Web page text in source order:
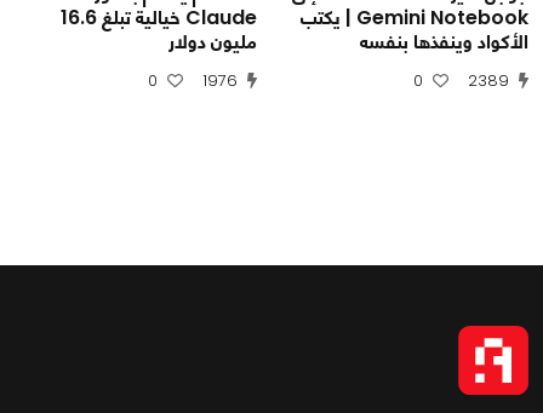
Gemini Notebook | يكتب
الأكواد وينفذها بنفسه
2389
0
Claude خيالية تبلغ 16.6
مليون دولار
1976
0